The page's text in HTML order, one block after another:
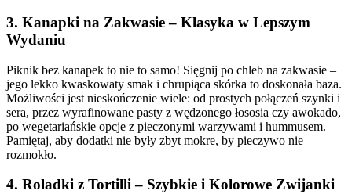
3. Kanapki na Zakwasie – Klasyka w Lepszym
Wydaniu
Piknik bez kanapek to nie to samo! Sięgnij po chleb na zakwasie –
jego lekko kwaskowaty smak i chrupiąca skórka to doskonała baza.
Możliwości jest nieskończenie wiele: od prostych połączeń szynki i
sera, przez wyrafinowane pasty z wędzonego łososia czy awokado,
po wegetariańskie opcje z pieczonymi warzywami i hummusem.
Pamiętaj, aby dodatki nie były zbyt mokre, by pieczywo nie
rozmokło.
4. Roladki z Tortilli – Szybkie i Kolorowe Zwijanki